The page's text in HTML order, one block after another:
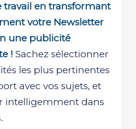
travail en transformant
votre Newsletter
une publicité
! Sachez sélectionner
les plus pertinentes
avec vos sujets, et
intelligemment dans